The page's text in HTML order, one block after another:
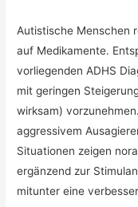
Autistische Menschen
auf Medikamente.
vorliegenden ADHS
mit geringen
wirksam)
aggressivem
Situationen zeigen
ergänzend zur
mitunter eine